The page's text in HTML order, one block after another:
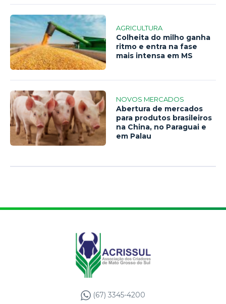
AGRICULTURA
Colheita do milho ganha
ritmo e entra na fase
mais intensa em MS
NOVOS MERCADOS
Abertura de mercados
para produtos brasileiros
na China, no Paraguai e
em Palau
(67) 3345-4200